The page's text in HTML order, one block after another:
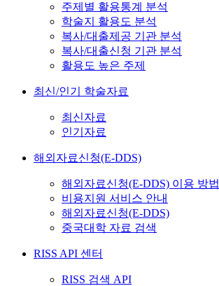
주제별 활용통계 분석
학술지 활용도 분석
복사/대출제공 기관 분석
복사/대출신청 기관 분석
활용도 높은 주제
최신/인기 학술자료
최신자료
인기자료
해외자료신청(E-DDS)
해외자료신청(E-DDS) 이용 방법
비용지원 서비스 안내
해외자료신청(E-DDS)
중국대학 자료 검색
RISS API 센터
RISS 검색 API